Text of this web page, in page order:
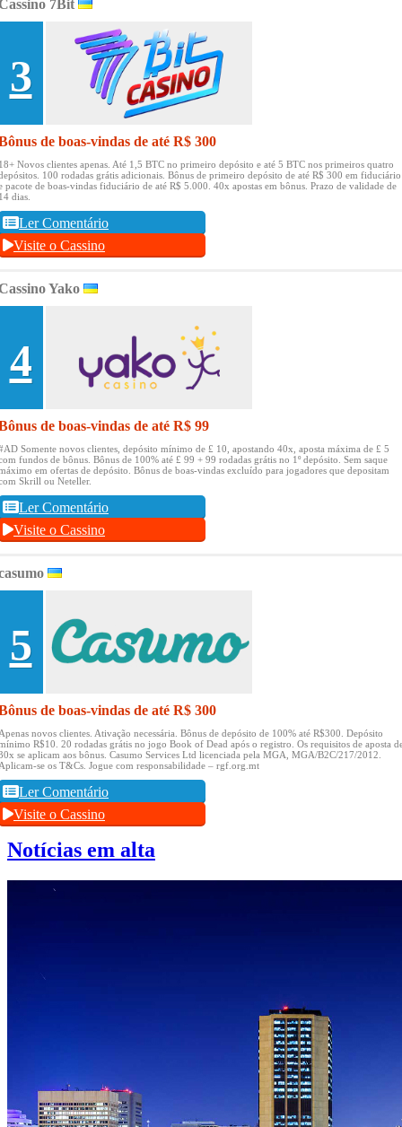
7Bit
3
de boas-vindas de até R$ 300
Novos clientes apenas. Até 1,5 BTC no primeiro depósito e até 5 BTC nos primeiros quatro
100 rodadas grátis adicionais. Bônus de primeiro depósito de até R$ 300 em fiduciário
pacote de boas-vindas fiduciário de até R$ 5.000. 40x apostas em bônus. Prazo de validade de
dias.
Ler Comentário
Visite o Cassino
Yako
4
de boas-vindas de até R$ 99
Somente novos clientes, depósito mínimo de £ 10, apostando 40x, aposta máxima de £ 5
fundos de bônus. Bônus de 100% até £ 99 + 99 rodadas grátis no 1º depósito. Sem saque
em ofertas de depósito. Bônus de boas-vindas excluído para jogadores que depositam
Skrill ou Neteller.
Ler Comentário
Visite o Cassino
5
de boas-vindas de até R$ 300
novos clientes. Ativação necessária. Bônus de depósito de 100% até R$300. Depósito
R$10. 20 rodadas grátis no jogo Book of Dead após o registro. Os requisitos de aposta
se aplicam aos bônus. Casumo Services Ltd licenciada pela MGA, MGA/B2C/217/2012.
se os T&Cs. Jogue com responsabilidade – rgf.org.mt
Ler Comentário
Visite o Cassino
Notícias em alta